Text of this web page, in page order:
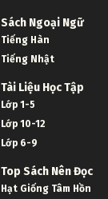
Sách Ngoại Ngữ
Tiếng Hàn
Tiếng Nhật
Tài Liệu Học Tập
Lớp 1-5
Lớp 10-12
Lớp 6-9
Top Sách Nên Đọc
Hạt Giống Tâm Hồn